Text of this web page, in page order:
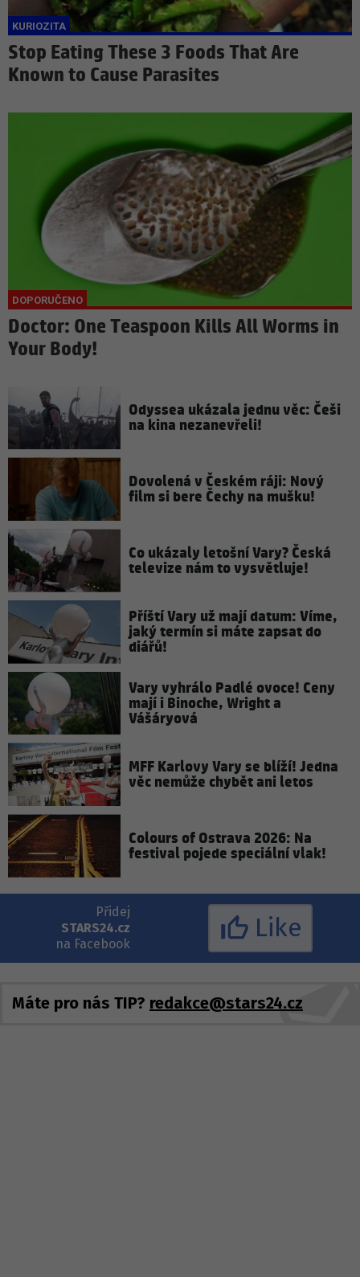
Stop Eating These 3 Foods That Are
Known to Cause Parasites
Doctor: One Teaspoon Kills All Worms in
Your Body!
Odyssea ukázala jednu věc: Češi
na kina nezanevřeli!
Dovolená v Českém ráji: Nový
film si bere Čechy na mušku!
Co ukázaly letošní Vary? Česká
televize nám to vysvětluje!
Příští Vary už mají datum: Víme,
jaký termín si máte zapsat do
diářů!
Vary vyhrálo Padlé ovoce! Ceny
mají i Binoche, Wright a
Vášáryová
MFF Karlovy Vary se blíží! Jedna
věc nemůže chybět ani letos
Colours of Ostrava 2026: Na
festival pojede speciální vlak!
Přidej
STARS24.cz
na Facebook
Like
Máte pro nás TIP? redakce@stars24.cz